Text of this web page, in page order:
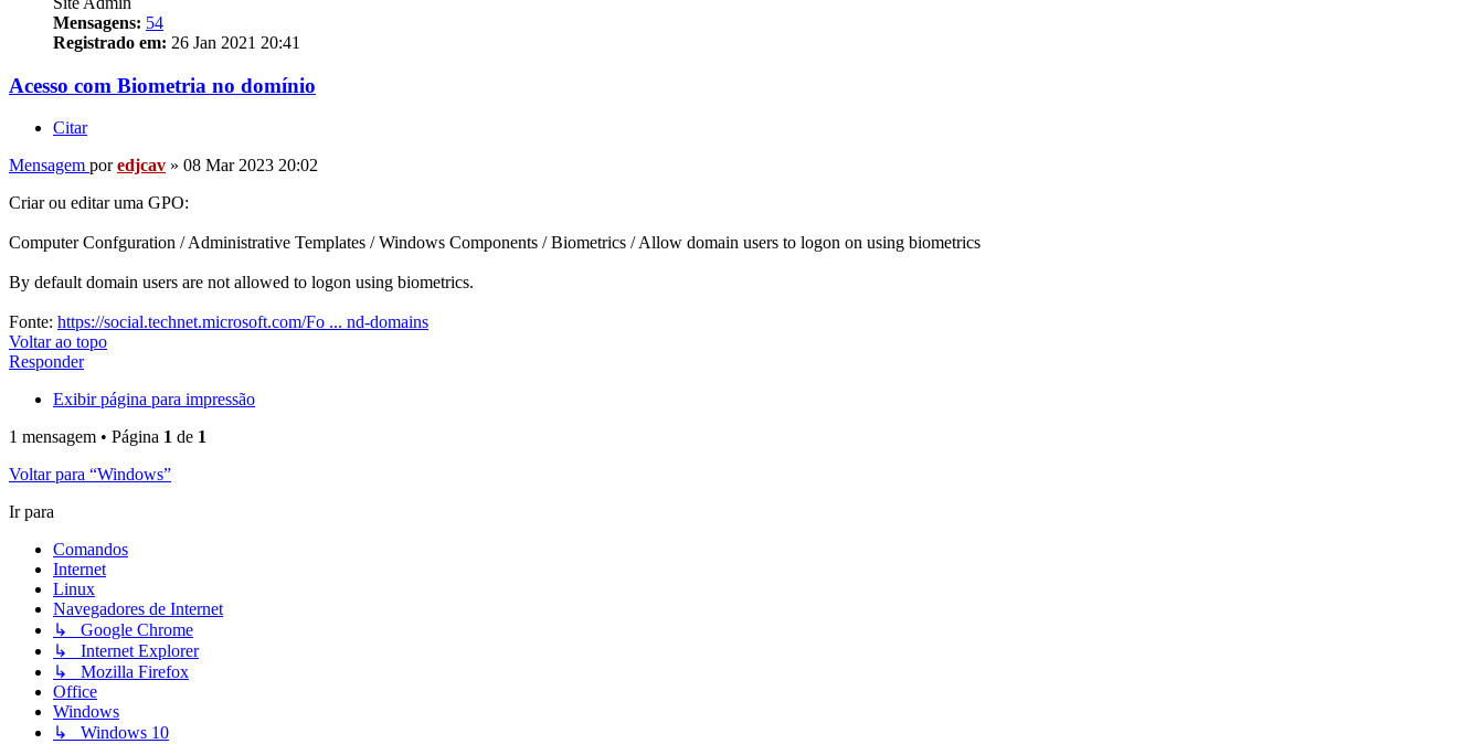
Mensagens: 54
Registrado em: 26 Jan 2021 20:41
Acesso com Biometria no domínio
Citar
Mensagem poredjcav » 08 Mar 2023 20:02
Criar ou editar uma GPO:
Computer Confguration / Administrative Templates / Windows Components / Biometrics / Allow domain users to logon on using biometrics
By default domain users are not allowed to logon using biometrics.
Fonte: https://social.technet.microsoft.com/Fo ... nd-domains
Voltar ao topo
Responder
Exibir página para impressão
1 mensagem • Página 1 de 1
Voltar para “Windows”
Ir para
Comandos
Internet
Linux
Navegadores de Internet
↳ Google Chrome
↳ Internet Explorer
↳ Mozilla Firefox
Office
Windows
↳ Windows 10